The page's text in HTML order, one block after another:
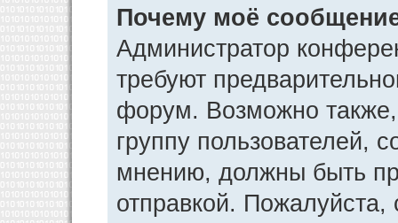
Почему моё
Администратор
требуют
форум. Возможно
группу пользователей,
мнению, должны быть
отправкой.